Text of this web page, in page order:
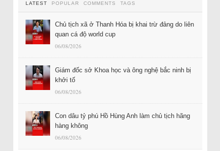
LATEST POPULAR COMMENTS TAGS
Chủ tịch xã ở Thanh Hóa bị khai trừ đảng do liên
quan cá độ world cup
06/08/2026
Giám đốc sở Khoa học và ông nghệ bắc ninh bị
khởi tố
06/08/2026
Con dâu tỷ phú Hồ Hùng Anh làm chủ tịch hãng
hàng không
06/08/2026